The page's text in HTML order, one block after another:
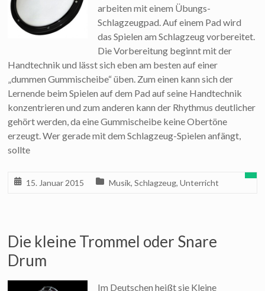
arbeiten mit einem Übungs-
Schlagzeugpad. Auf einem Pad wird
das Spielen am Schlagzeug vorbereitet.
Die Vorbereitung beginnt mit der
Handtechnik und lässt sich eben am besten auf einer
„dummen Gummischeibe“ üben. Zum einen kann sich der
Lernende beim Spielen auf dem Pad auf seine Handtechnik
konzentrieren und zum anderen kann der Rhythmus deutlicher
gehört werden, da eine Gummischeibe keine Obertöne
erzeugt. Wer gerade mit dem Schlagzeug-Spielen anfängt,
sollte
15. Januar 2015 Musik,Schlagzeug,Unterricht
Die kleine Trommel oder Snare
Drum
Im Deutschen heißt sie Kleine